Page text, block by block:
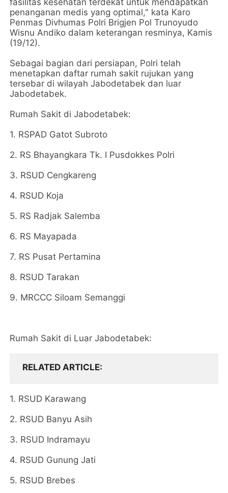
fasilitas kesehatan terdekat untuk mendapatkan
penanganan medis yang optimal," kata Karo
Penmas Divhumas Polri Brigjen Pol Trunoyudo
Wisnu Andiko dalam keterangan resminya, Kamis
(19/12).
Sebagai bagian dari persiapan, Polri telah
menetapkan daftar rumah sakit rujukan yang
tersebar di wilayah Jabodetabek dan luar
Jabodetabek.
Rumah Sakit di Jabodetabek:
1. RSPAD Gatot Subroto
2. RS Bhayangkara Tk. I Pusdokkes Polri
3. RSUD Cengkareng
4. RSUD Koja
5. RS Radjak Salemba
6. RS Mayapada
7. RS Pusat Pertamina
8. RSUD Tarakan
9. MRCCC Siloam Semanggi
Rumah Sakit di Luar Jabodetabek:
RELATED ARTICLE
1. RSUD Karawang
2. RSUD Banyu Asih
3. RSUD Indramayu
4. RSUD Gunung Jati
5. RSUD Brebes